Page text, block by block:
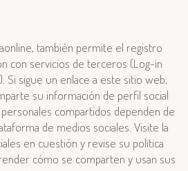
también permite el registro
con servicios de terceros (Log-in
Si sigue un enlace a este sitio web,
su información de perfil social
compartidos dependen de
de medios sociales. Visite la
en cuestión y revise su política
cómo se comparten y usan sus